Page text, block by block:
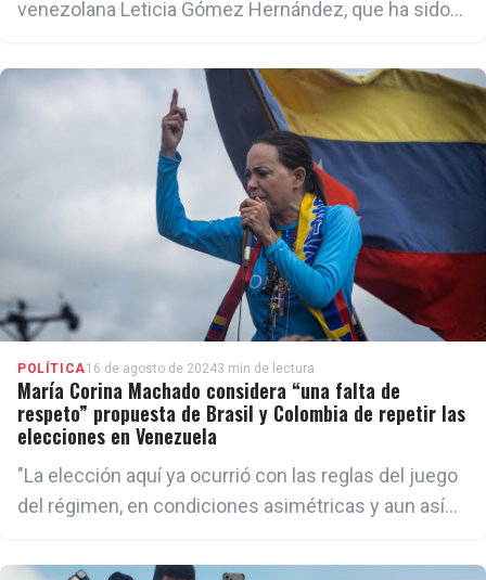
venezolana Leticia Gómez Hernández, que ha sido
cercanía a La Habana y sus negocios en Venezuela
POLÍTICA16 de agosto de 20243 min de lectura
María Corina Machado considera “una falta de
respeto” propuesta de Brasil y Colombia de repetir las
elecciones en Venezuela
"La elección aquí ya ocurrió con las reglas del juego
del régimen, en condiciones asimétricas y aun así
opositora venezolana